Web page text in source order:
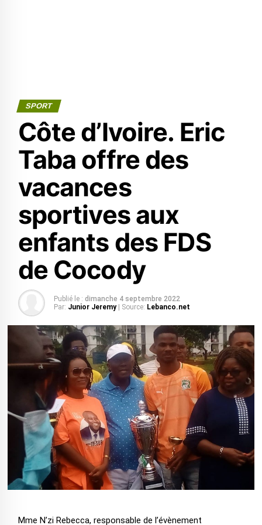
SPORT
Côte d’Ivoire. Eric
Taba offre des
vacances
sportives aux
enfants des FDS
de Cocody
Publié le : dimanche 4 septembre 2022
Par: Junior Jeremy | Source: Lebanco.net
Mme N’zi Rebecca, responsable de l’évènement